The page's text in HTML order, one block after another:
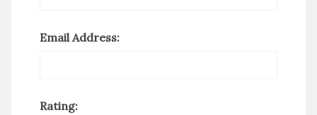
Email Address:
Rating: